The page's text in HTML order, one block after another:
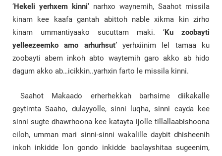
‘Hekeli yerhxem kinni’ narhxo waynemih, Saahot missila
kinam kee kaafa gantah abittoh nable xikma kin zirho
kinam ummantiyaako sucuttam maki. ‘Ku zoobayti
yelleezeemko amo arhurhsut’yerhxiinim lel tamaa ku
zoobayti abem inkoh abto waytemih garo akko ab hido
dagum akko ab…icikkin..yarhxin farto le missila kinni.
Saahot Makaado erherhekkah barhsime diikakalle
geytimta Saaho, dulayyolle, sinni luqha, sinni cayda kee
sinni sugte dhawrhoona kee katayta ijolle tillallaabishoona
ciloh, umman mari sinni-sinni wakalille daybit dhisheenih
inkoh inkidde lon gondo inkidde baclayshitaa sugeenim,